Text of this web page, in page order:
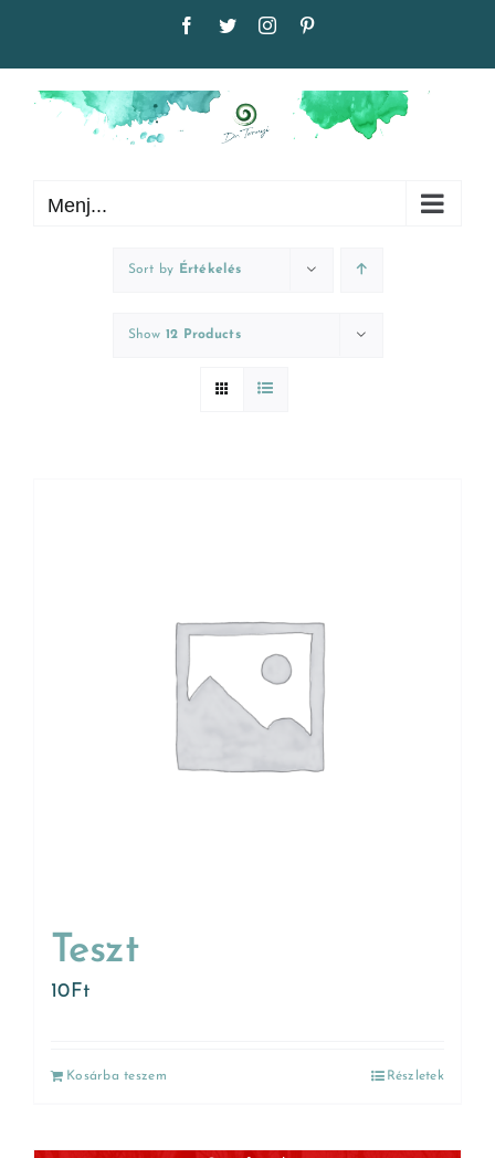
Facebook
TwitterInstagram
Menj...
Sort by Értékelés
Show 12 Products
Teszt
10Ft
Kosárba teszem Részletek